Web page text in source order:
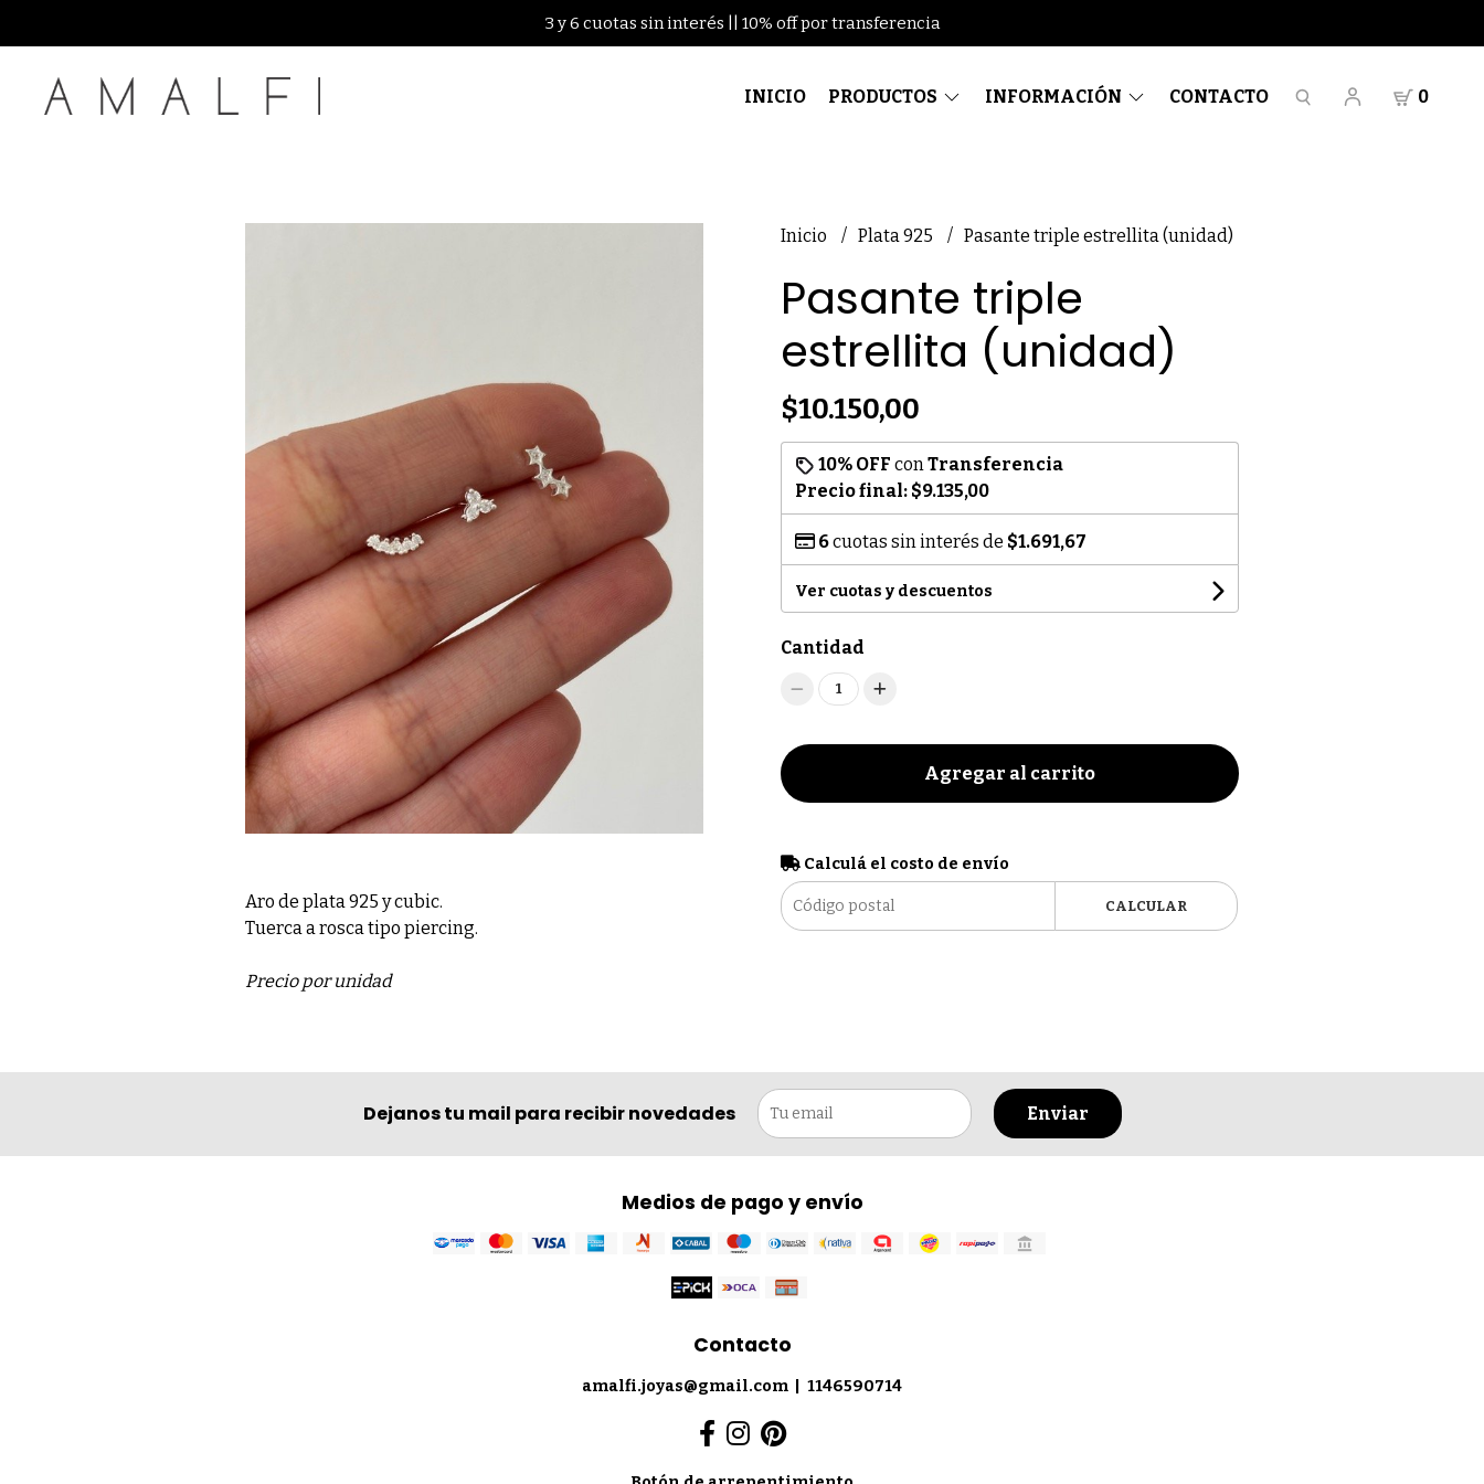
3 y 6 cuotas sin interés || 10% off por transferencia
INICIO PRODUCTOS INFORMACIÓN CONTACTO 0
Aro de plata 925 y cubic.
Tuerca a rosca tipo piercing.
Precio por unidad
Inicio Plata 925 Pasante triple estrellita (unidad)
Pasante triple
estrellita (unidad)
$10.150,00
10% OFF conTransferencia
Precio final: $9.135,00
6cuotas sin interés de $1.691,67
Ver cuotas y descuentos
Cantidad
1
Agregar al carrito
Calculá el costo de envío
CALCULAR
Dejanos tu mail para recibir novedades Enviar
Medios de pago y envío
Contacto
amalfi.joyas@gmail.com 1146590714